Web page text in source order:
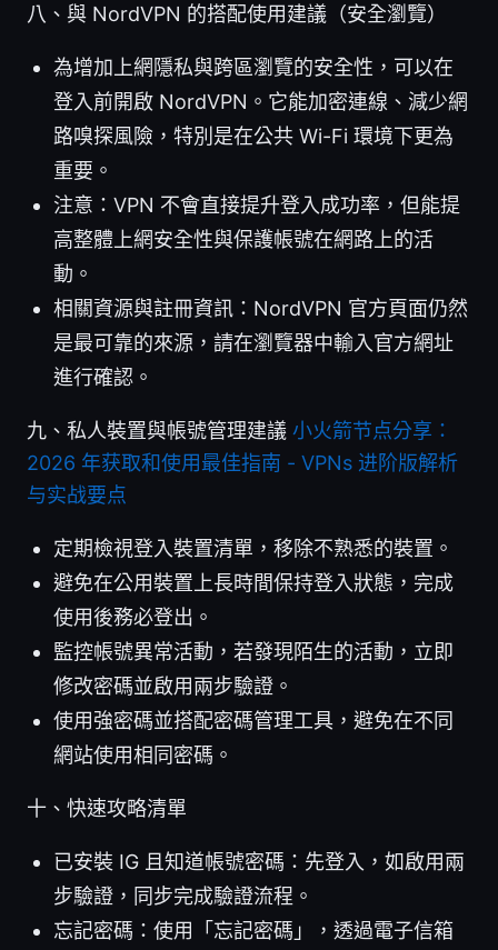
八、與 NordVPN 的搭配使用建議（安全瀏覽）
為增加上網隱私與跨區瀏覽的安全性，可以在
登入前開啟 NordVPN。它能加密連線、減少網
路嗅探風險，特別是在公共 Wi-Fi 環境下更為
重要。
注意：VPN 不會直接提升登入成功率，但能提
高整體上網安全性與保護帳號在網路上的活
動。
相關資源與註冊資訊：NordVPN 官方頁面仍然
是最可靠的來源，請在瀏覽器中輸入官方網址
進行確認。
九、私人裝置與帳號管理建議 小火箭节点分享：
2026 年获取和使用最佳指南 - VPNs 进阶版解析
与实战要点
定期檢視登入裝置清單，移除不熟悉的裝置。
避免在公用裝置上長時間保持登入狀態，完成
使用後務必登出。
監控帳號異常活動，若發現陌生的活動，立即
修改密碼並啟用兩步驗證。
使用強密碼並搭配密碼管理工具，避免在不同
網站使用相同密碼。
十、快速攻略清單
已安裝 IG 且知道帳號密碼：先登入，如啟用兩
步驗證，同步完成驗證流程。
忘記密碼：使用「忘記密碼」，透過電子信箱